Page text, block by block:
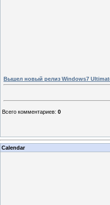
Вышел новый релиз Windows7
Всего комментариев: 0
Calendar